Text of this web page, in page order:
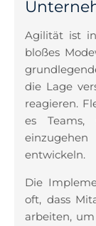
Agilität ist
bloßes
die Lage
reagieren.
es Teams,
entwickeln.
Die
oft, dass
arbeiten,